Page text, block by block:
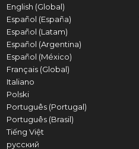
English (Global)
Español (España)
Español (Latam)
Español (Argentina)
Español (México)
Français (Global)
Italiano
Polski
Português (Portugal)
Português (Brasil)
Tiếng Việt
русский